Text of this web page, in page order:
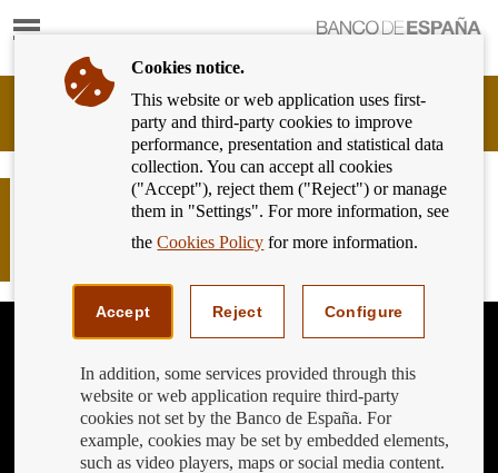
Show
Banking
Customer
Banco
España
Eurosystem,
No mantengas cuentas corrientes
olvidadas: evita comisiones y
pérdidas inesperadas
Cookies notice.
This website or web application uses first-
party and third-party cookies to improve
performance, presentation and statistical data
collection. You can accept all cookies
("Accept"), reject them ("Reject") or manage
them in "Settings". For more information, see
theCookies Policy for more information.
Accept Reject Configure
In addition, some services provided through this
website or web application require third-party
cookies not set by the Banco de España. For
example, cookies may be set by embedded elements,
such as video players, maps or social media content.